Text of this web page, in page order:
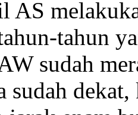
AS
tahun
sudah
sudah